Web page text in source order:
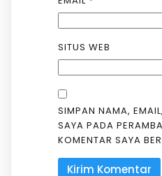
SITUS WEB
SIMPAN NAMA,
SAYA PADA
KOMENTAR SAYA